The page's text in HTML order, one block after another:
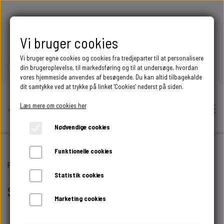
Shop
Forside
SMYKKER
Vi bruger cookies
Vi bruger egne cookies og cookies fra tredjeparter til at personalisere
din brugeroplevelse, til markedsføring og til at undersøge, hvordan
vores hjemmeside anvendes af besøgende. Du kan altid tilbagekalde
dit samtykke ved at trykke på linket 'Cookies' nederst på siden.
Læs mere om cookies her
Nødvendige cookies
Funktionelle cookies
Statistik cookies
Marketing cookies